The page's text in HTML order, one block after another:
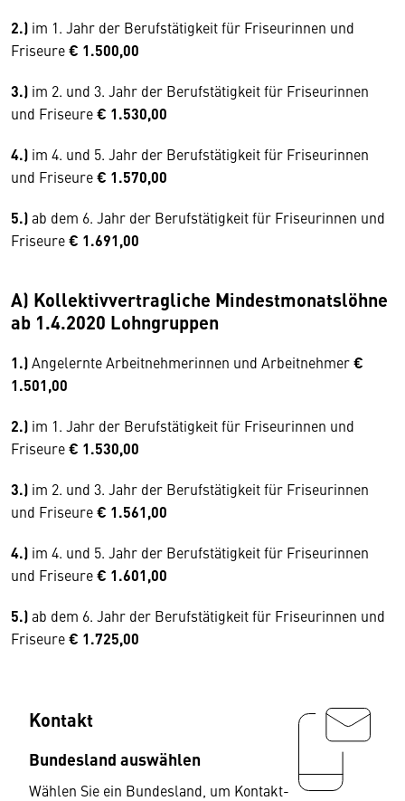
2.) im 1. Jahr der Berufstätigkeit für Friseurinnen und
Friseure€ 1.500,00
3.) im 2. und 3. Jahr der Berufstätigkeit für Friseurinnen
und Friseure€ 1.530,00
4.) im 4. und 5. Jahr der Berufstätigkeit für Friseurinnen
und Friseure€ 1.570,00
5.)ab dem 6. Jahr der Berufstätigkeit für Friseurinnen und
Friseure€ 1.691,00
A) Kollektivvertragliche Mindestmonatslöhne
ab 1.4.2020 Lohngruppen
1.)Angelernte Arbeitnehmerinnen und Arbeitnehmer€
1.501,00
2.) im 1. Jahr der Berufstätigkeit für Friseurinnen und
Friseure€ 1.530,00
3.) im 2. und 3. Jahr der Berufstätigkeit für Friseurinnen
und Friseure€ 1.561,00
4.) im 4. und 5. Jahr der Berufstätigkeit für Friseurinnen
und Friseure€ 1.601,00
5.)ab dem 6. Jahr der Berufstätigkeit für Friseurinnen und
Friseure€ 1.725,00
Kontakt
Bundesland auswählen
Wählen Sie ein Bundesland, um Kontakt-